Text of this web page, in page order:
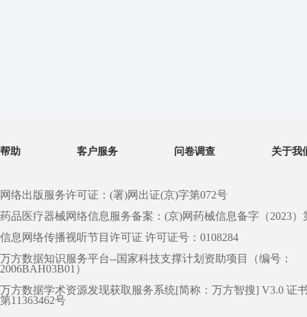
帮助 客户服务 问卷调查 关于我
网络出版服务许可证：(署)网出证(京)字第072号
药品医疗器械网络信息服务备案：(京)网药械信息备字（2023）
信息网络传播视听节目许可证 许可证号：0108284
万方数据知识服务平台--国家科技支撑计划资助项目（编号：
2006BAH03B01）
万方数据学术资源发现获取服务系统[简称：万方智搜] V3.0 证
第11363462号